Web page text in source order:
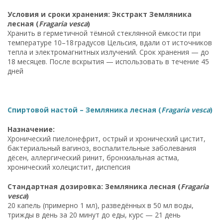
Условия и сроки хранения: Экстракт Земляника
лесная (Fragaria vesca)
Хранить в герметичной тёмной стеклянной ёмкости при
температуре 10–18 градусов Цельсия, вдали от источников
тепла и электромагнитных излучений. Срок хранения — до
18 месяцев. После вскрытия — использовать в течение 45
дней
Спиртовой настой – Земляника лесная (Fragaria vesca)
Назначение:
Хронический пиелонефрит, острый и хронический цистит,
бактериальный вагиноз, воспалительные заболевания
дёсен, аллергический ринит, бронхиальная астма,
хронический холецистит, диспепсия
Стандартная дозировка: Земляника лесная (Fragaria
vesca)
20 капель (примерно 1 мл), разведённых в 50 мл воды,
трижды в день за 20 минут до еды, курс — 21 день